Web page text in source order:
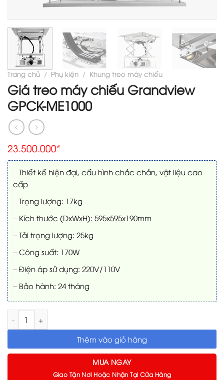
Trang chủ / Phụ kiện / Khung treo máy chiếu
Giá treo máy chiếu Grandview
GPCK-ME1000
23.500.000₫
– Thiết kế hiện đại, cấu hình chắc chắn, vật liệu cao
cấp
– Trọng lượng: 17kg
– Kích thước (DxWxH): 595x595x190mm
– Tải trọng lượng: 25kg
– Công suất: 170W
– Điện áp sử dụng: 220V/110V
– Bảo hành: 24 tháng
Giá treo máy chiếu Grandview GPCK-ME1000 số lượng
Thêm vào giỏ hàng
MUA NGAY
Giao Tận Nơi Hoặc Nhận Tại Cửa Hàng